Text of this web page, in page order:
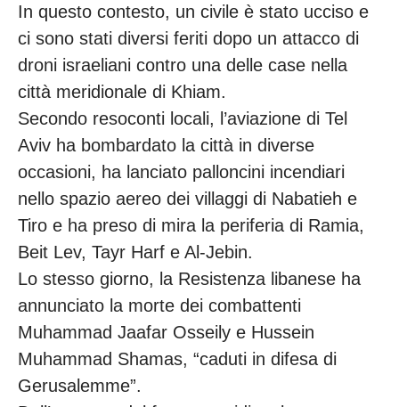
In questo contesto, un civile è stato ucciso e
ci sono stati diversi feriti dopo un attacco di
droni israeliani contro una delle case nella
città meridionale di Khiam.
Secondo resoconti locali, l’aviazione di Tel
Aviv ha bombardato la città in diverse
occasioni, ha lanciato palloncini incendiari
nello spazio aereo dei villaggi di Nabatieh e
Tiro e ha preso di mira la periferia di Ramia,
Beit Lev, Tayr Harf e Al-Jebin.
Lo stesso giorno, la Resistenza libanese ha
annunciato la morte dei combattenti
Muhammad Jaafar Osseily e Hussein
Muhammad Shamas, “caduti in difesa di
Gerusalemme”.